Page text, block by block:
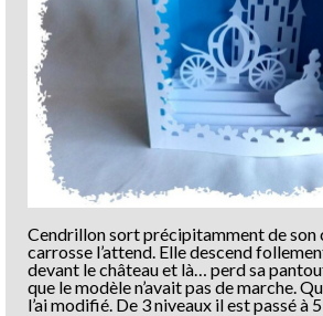
Cendrillon sort précipitamment de son
carrosse l’attend. Elle descend
devant le château et là… perd sa
que le modèle n’avait pas de marche.
l’ai modifié. De 3 niveaux il est passé à